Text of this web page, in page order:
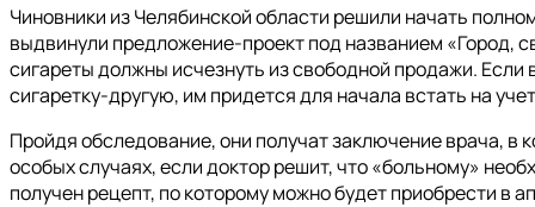
Чиновники из Челябинской области решили начать
выдвинули предложение-проект под названием «Город,
сигареты должны исчезнуть из свободной продажи.
сигаретку-другую, им придется для начала встать на
Пройдя обследование, они получат заключение врача, в
особых случаях, если доктор решит, что «больному»
получен рецепт, по которому можно будет приобрести в